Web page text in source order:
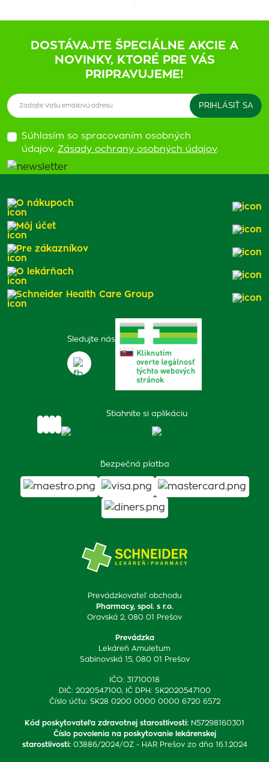
DOSTÁVAJTE ŠPECIÁLNE AKCIE A
NOVINKY, KTORÉ PRE VÁS
PRIPRAVUJEME!
Súhlasím so spracovaním osobných
údajov. Zásady ochrany osobných údajov.
Prevádzkovateľ obchodu
Pharmacy, spol. s r.o.
Oravská 2, 080 01 Prešov
Prevádzka
Lekáreň Amuletum
Sabinovská 15, 080 01 Prešov
IČO: 31710018
DIČ: 2020547100, IČ DPH: SK2020547100
Číslo účtu: SK28 0200 0000 0000 6720 6572
Kód poskytovateľa zdravotnej starostlivosti: N57298160301
Číslo povolenia na poskytovanie lekárenskej
starostlivosti: 03886/2024/OZ - HAR Prešov zo dňa 16.1.2024
Sledujte nás
Stiahnite si aplikáciu
Bezpečná platba
O nákupoch
Môj účet
Pre zákazníkov
O lekárňach
Schneider Health Care Group